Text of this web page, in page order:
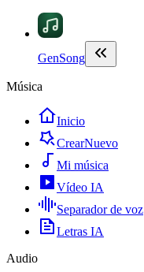
GenSong
Música
Inicio
CrearNuevo
Mi música
Vídeo IA
Separador de voz
Letras IA
Audio